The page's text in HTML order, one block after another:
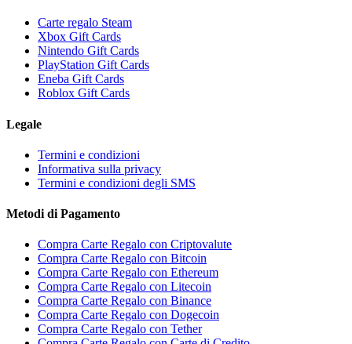
Carte regalo Steam
Xbox Gift Cards
Nintendo Gift Cards
PlayStation Gift Cards
Eneba Gift Cards
Roblox Gift Cards
Legale
Termini e condizioni
Informativa sulla privacy
Termini e condizioni degli SMS
Metodi di Pagamento
Compra Carte Regalo con Criptovalute
Compra Carte Regalo con Bitcoin
Compra Carte Regalo con Ethereum
Compra Carte Regalo con Litecoin
Compra Carte Regalo con Binance
Compra Carte Regalo con Dogecoin
Compra Carte Regalo con Tether